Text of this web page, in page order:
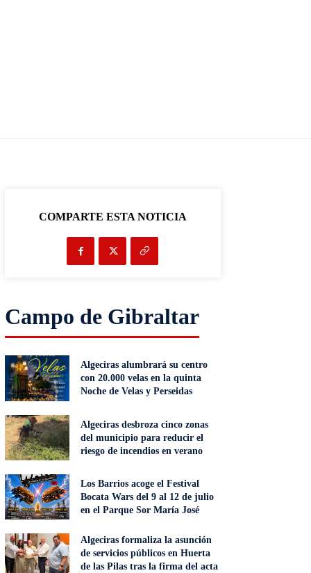
COMPARTE ESTA NOTICIA
Campo de Gibraltar
Algeciras alumbrará su centro
con 20.000 velas en la quinta
Noche de Velas y Perseidas
Algeciras desbroza cinco zonas
del municipio para reducir el
riesgo de incendios en verano
Los Barrios acoge el Festival
Bocata Wars del 9 al 12 de julio
en el Parque Sor María José
Algeciras formaliza la asunción
de servicios públicos en Huerta
de las Pilas tras la firma del acta